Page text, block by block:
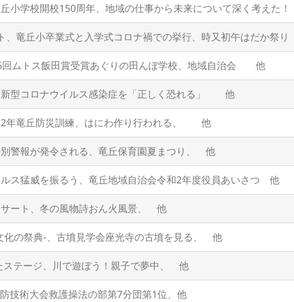
丘小学校開校150周年、地域の仕事から未来について深く考え
、竜丘小卒業式と入学式コロナ禍での挙行、時又初午はだか
回ムトス飯田賞受賞あぐりの田んぼ学校、地域自治会 他
新型コロナウイルス感染症を「正しく恐れる」 他
2年竜丘防災訓練、はにわ作り行われる、 他
警報が発令される、竜丘保育園夏まつり、 他
ス猛威を振るう、竜丘地域自治会令和2年度役員あいさつ 他
ート、冬の風物詩おん火風景、 他
化の祭典-、古墳見学会座光寺の古墳を見る、 他
ステージ、川で遊ぼう！親子で夢中、 他
技術大会救護操法の部第7分団第1位、他